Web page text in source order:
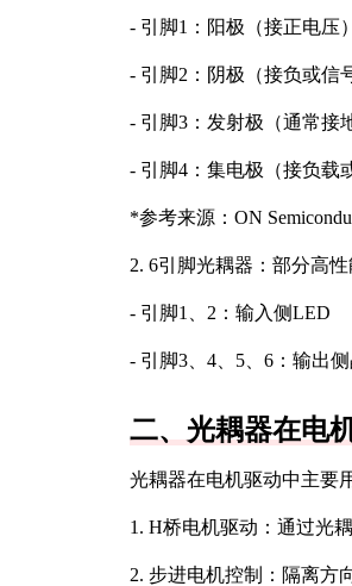
- 引脚1：阳极（接正电压）
- 引脚2：阴极（接负或信
- 引脚3：发射极（通常接
- 引脚4：集电极（接负载
*参考来源：ON
2. 6引脚光耦器：部分高
- 引脚1、2：输入侧LED
- 引脚3、4、5、6：输出
二、光耦器在电
光耦器在电机驱动中主要
1. H桥电机驱动：通过光
2. 步进电机控制：隔离方